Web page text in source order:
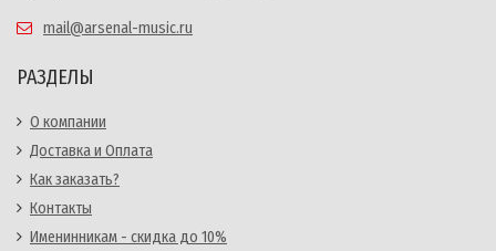
mail@arsenal-music.ru
РАЗДЕЛЫ
О компании
Доставка и Оплата
Как заказать?
Контакты
Именинникам - скидка до 10%